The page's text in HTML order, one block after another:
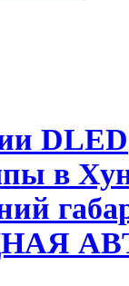
DLED
в